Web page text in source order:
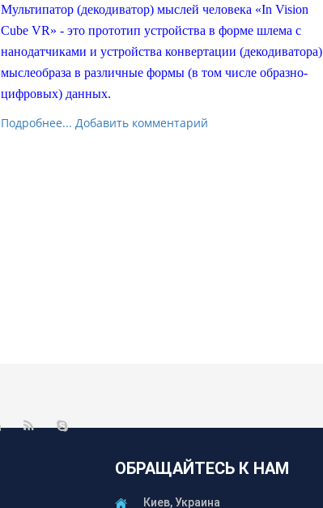
Мультипатор (декодиватор) мыслей человека «In Vision
Cube VR» - это прототип устройства в форме шлема с
нанодатчиками и устройства конвертации (декодиватора)
мыслеобраза в различные формы (в том числе образно-
цифровых) данных.
Подробнее... Добавить комментарий
ОБРАЩАЙТЕСЬ К НАМ
Киев, Украина